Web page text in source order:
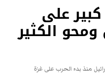
على
الكثير
منذ بدء الحرب على غزة